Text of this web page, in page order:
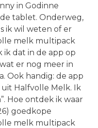
in Godinne
tablet. Onderweg,
ik wil weten of er
melk multipack
ik dat in de app op
er nog meer in
Ook handig: de app
Halfvolle Melk. Ik
Hoe ontdek ik waar
goedkope
melk multipack